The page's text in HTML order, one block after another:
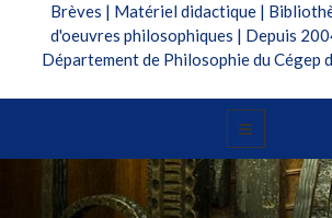
Brèves | Matériel didactique |
d'oeuvres philosophiques | Depuis
Département de Philosophie du Cégep